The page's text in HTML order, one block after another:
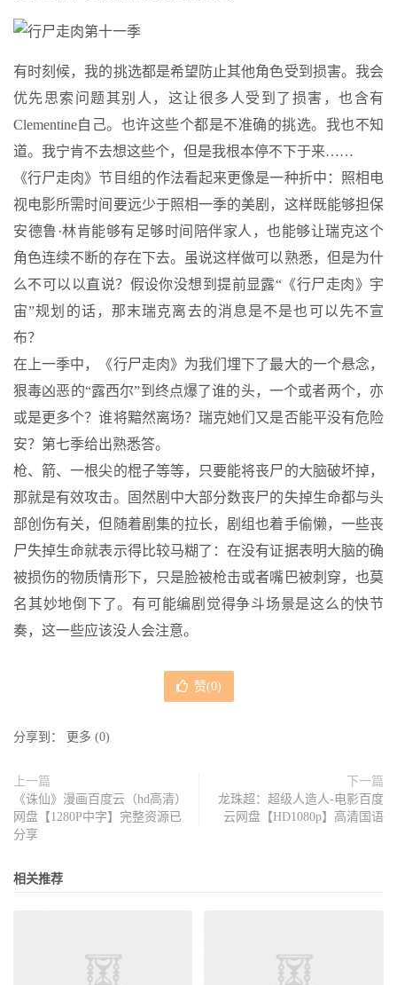
有时刻候，我的挑选都是希望防止其他角色受到损害。我会
优先思索问题其别人，这让很多人受到了损害，也含有
Clementine自己。也许这些个都是不准确的挑选。我也不知
道。我宁肯不去想这些个，但是我根本停不下于来……
《行尸走肉》节目组的作法看起来更像是一种折中：照相电
视电影所需时间要远少于照相一季的美剧，这样既能够担保
安德鲁·林肯能够有足够时间陪伴家人，也能够让瑞克这个
角色连续不断的存在下去。虽说这样做可以熟悉，但是为什
么不可以以直说？假设你没想到提前显露“《行尸走肉》宇
宙”规划的话，那末瑞克离去的消息是不是也可以先不宣
布？
在上一季中，《行尸走肉》为我们埋下了最大的一个悬念，
狠毒凶恶的“露西尔”到终点爆了谁的头，一个或者两个，亦
或是更多个？谁将黯然离场？瑞克她们又是否能平没有危险
安？第七季给出熟悉答。
枪、箭、一根尖的棍子等等，只要能将丧尸的大脑破坏掉，
那就是有效攻击。固然剧中大部分数丧尸的失掉生命都与头
部创伤有关，但随着剧集的拉长，剧组也着手偷懒，一些丧
尸失掉生命就表示得比较马糊了：在没有证据表明大脑的确
被损伤的物质情形下，只是脸被枪击或者嘴巴被刺穿，也莫
名其妙地倒下了。有可能编剧觉得争斗场景是这么的快节
奏，这一些应该没人会注意。
赞(0)
分享到： 更多 (0)
上一篇
《诛仙》漫画百度云（hd高清）
网盘【1280P中字】完整资源已
分享
下一篇
龙珠超：超级人造人-电影百度
云网盘【HD1080p】高清国语
相关推荐